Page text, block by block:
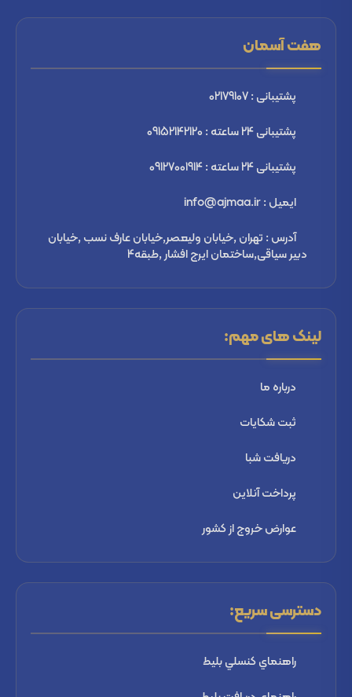
هفت آسمان
پشتیبانی : 02179107
پشتیبانی 24 ساعته : 09152142120
پشتیبانی 24 ساعته : 09127001914
ایمیل : info@ajmaa.ir
آدرس : تهران ,خیابان ولیعصر,خیابان عارف نسب ,خیابان
دبیر سیاقی,ساختمان ایرج افشار ,طبقه4
لینک های مهم:
درباره ما
ثبت شكايات
دریافت شبا
پرداخت آنلاین
عوارض خروج از کشور
دسترسی سریع:
راهنماي كنسلي بليط